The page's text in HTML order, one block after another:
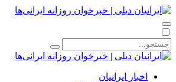
اخبار ایرانیان